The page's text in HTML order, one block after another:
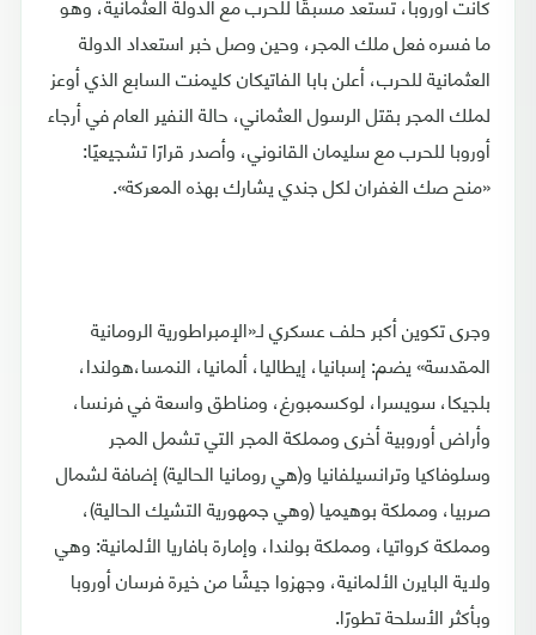
ما فسره فعل ملك المجر، وحين وصل خبر استعداد الدولة
العثمانية للحرب، أعلن بابا الفاتيكان كليمنت السابع الذي أوعز
لملك المجر بقتل الرسول العثماني، حالة النفير العام في أرجاء
أوروبا للحرب مع سليمان القانوني، وأصدر قرارًا تشجيعيًا:
«منح صك الغفران لكل جندي يشارك بهذه المعركة».
وجرى تكوين أكبر حلف عسكري لـ«الإمبراطورية الرومانية
المقدسة» يضم: إسبانيا، إيطاليا، ألمانيا، النمسا،هولندا،
بلجيكا، سويسرا، لوكسمبورغ، ومناطق واسعة في فرنسا،
وأراض أوروبية أخرى ومملكة المجر التي تشمل المجر
وسلوفاكيا وترانسيلفانيا و(هي رومانيا الحالية) إضافة لشمال
صربيا، ومملكة بوهيميا (وهي جمهورية التشيك الحالية)،
ومملكة كرواتيا، ومملكة بولندا، وإمارة بافاريا الألمانية: وهي
ولاية البايرن الألمانية، وجهزوا جيشًا من خيرة فرسان أوروبا
وبأكثر الأسلحة تطورًا.